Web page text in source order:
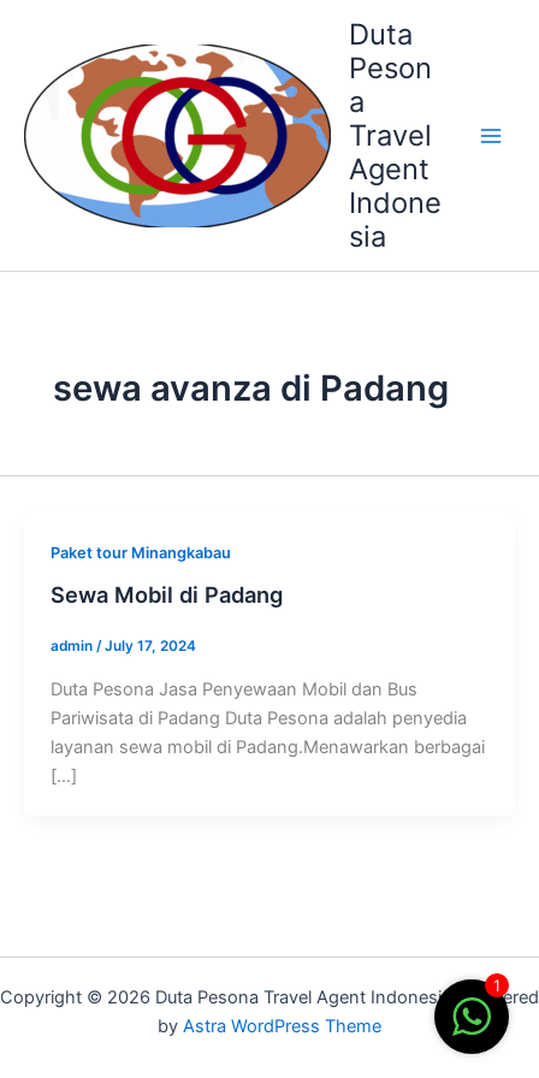
content
Duta
Peson
a
Travel
Agent
Indone
sia
sewa avanza di Padang
Paket tour Minangkabau
Sewa Mobil di Padang
admin /July 17, 2024
Duta Pesona Jasa Penyewaan Mobil dan Bus
Pariwisata di Padang Duta Pesona adalah penyedia
layanan sewa mobil di Padang.Menawarkan berbagai
[…]
Copyright © 2026 Duta Pesona Travel Agent Indonesia | Powered
by Astra WordPress Theme
1